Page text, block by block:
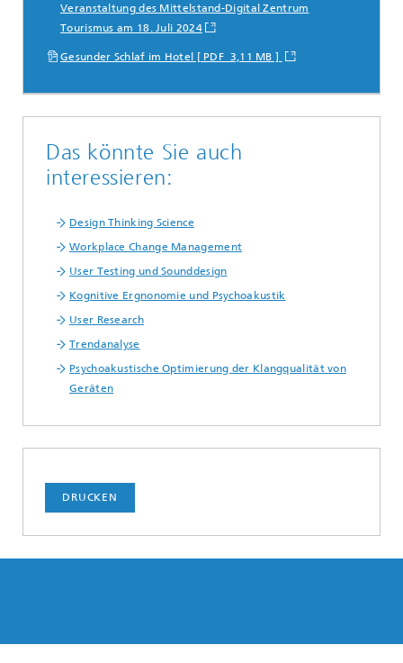
Veranstaltung des Mittelstand-Digital Zentrum
Tourismus am 18. Juli 2024
Gesunder Schlaf im Hotel [ PDF 3,11 MB ]
Das könnte Sie auch
interessieren:
Design Thinking Science
Workplace Change Management
User Testing und Sounddesign
Kognitive Ergnonomie und Psychoakustik
User Research
Trendanalyse
Psychoakustische Optimierung der Klangqualität von
Geräten
DRUCKEN